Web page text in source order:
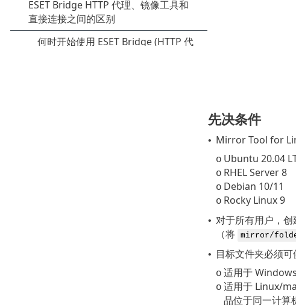
先决条件
• Mirror Tool for
o Ubuntu 20.04
o RHEL Server 8
o Debian 10/11
o Rocky Linux 9
• 对于所有用户，
（将 mirror/
• 目标文件夹必须
o 适用于
o 适用于 Linux/
品位于同一计算